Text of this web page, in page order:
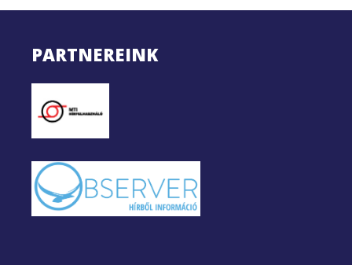
PARTNEREINK